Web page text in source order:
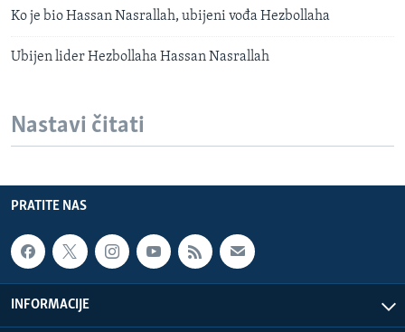
Ko je bio Hassan Nasrallah, ubijeni vođa Hezbollaha
Ubijen lider Hezbollaha Hassan Nasrallah
Nastavi čitati
PRATITE NAS
INFORMACIJE